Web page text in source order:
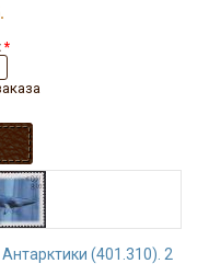
*
(401.310). 2